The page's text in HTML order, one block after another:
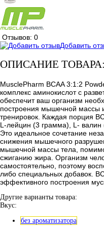
Отзывов: 0
Добавить
ОПИСАНИЕ ТОВАРА:
MusclePharm BCAA 3:1:2
комплекс аминокислот с
обеспечит ваш организм
построения мышечной массы
тренировок. Каждая порция
L-лейцин (3 грамма), L-
Это идеальное сочетание
снижения мышечного
мышечной массы тела,
сжиганию жира. Организм
самостоятельно, поэтому
либо специальных добавок.
эффективного построения
Другие варианты товара:
Вкус:
без ароматизатора